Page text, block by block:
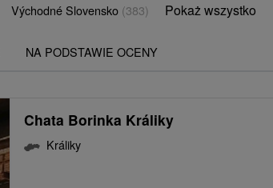
Východné Slovensko (383) Pokaż wszystko
NA PODSTAWIE OCENY
Chata Borinka Králiky
Králiky